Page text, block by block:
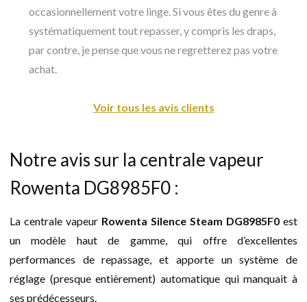
occasionnellement votre linge. Si vous êtes du genre à
systématiquement tout repasser, y compris les draps,
par contre, je pense que vous ne regretterez pas votre
achat.
Voir tous les avis clients
Notre avis sur la centrale vapeur
Rowenta DG8985F0 :
La centrale vapeur Rowenta Silence Steam DG8985F0 est
un modèle haut de gamme, qui offre d’excellentes
performances de repassage, et apporte un système de
réglage (presque entièrement) automatique qui manquait à
ses prédécesseurs.